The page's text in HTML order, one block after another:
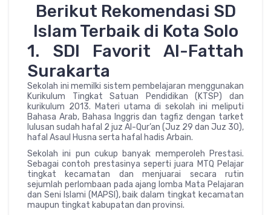
Berikut Rekomendasi SD
Islam Terbaik di Kota Solo
1. SDI Favorit Al-Fattah
Surakarta
Sekolah ini memilki sistem pembelajaran menggunakan
Kurikulum Tingkat Satuan Pendidikan (KTSP) dan
kurikulum 2013. Materi utama di sekolah ini meliputi
Bahasa Arab, Bahasa Inggris dan tagfiz dengan tarket
lulusan sudah hafal 2 juz Al-Qur’an (Juz 29 dan Juz 30),
hafal Asaul Husna serta hafal hadis Arbain.
Sekolah ini pun cukup banyak memperoleh Prestasi.
Sebagai contoh prestasinya seperti juara MTQ Pelajar
tingkat kecamatan dan menjuarai secara rutin
sejumlah perlombaan pada ajang lomba Mata Pelajaran
dan Seni Islami (MAPSI), baik dalam tingkat kecamatan
maupun tingkat kabupatan dan provinsi.